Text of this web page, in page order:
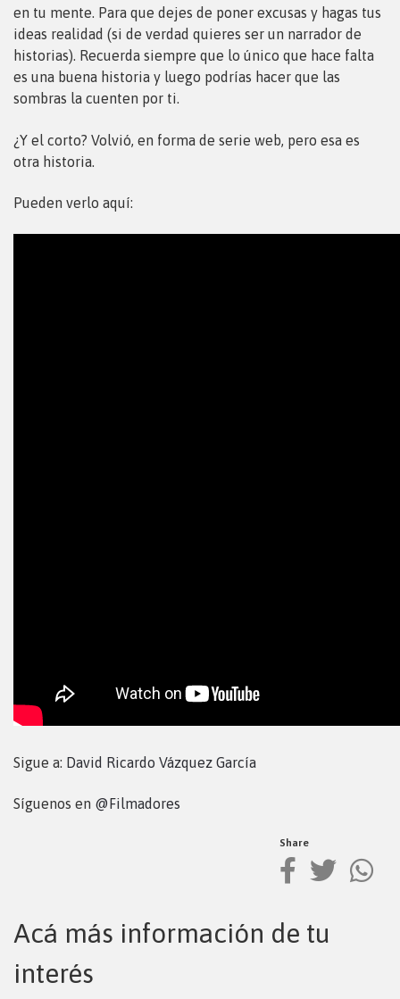
en tu mente. Para que dejes de poner excusas y hagas tus
ideas realidad (si de verdad quieres ser un narrador de
historias). Recuerda siempre que lo único que hace falta
es una buena historia y luego podrías hacer que las
sombras la cuenten por ti.
¿Y el corto? Volvió, en forma de serie web, pero esa es
otra historia.
Pueden verlo aquí:
Sigue a: David Ricardo Vázquez García
Síguenos en @Filmadores
Share
Acá más información de tu
interés